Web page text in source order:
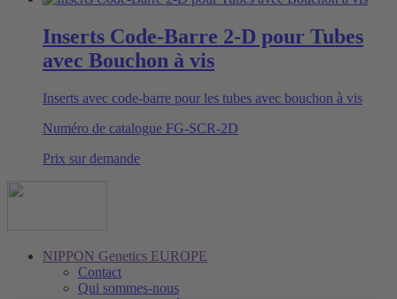
Inserts Code-Barre 2-D pour Tubes
avec Bouchon à vis
Inserts avec code-barre pour les tubes avec bouchon à vis
Numéro de catalogue FG-SCR-2D
Prix sur demande
NIPPON Genetics EUROPE
Contact
Qui sommes-nous